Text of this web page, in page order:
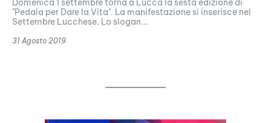
Domenica 1 settembre torna a Lucca la sesta edizione di
"Pedala per Dare la Vita". La manifestazione si inserisce nel
Settembre Lucchese. Lo slogan...
31 Agosto 2019